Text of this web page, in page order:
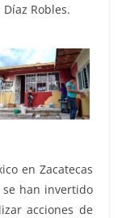
Robles.
en Zacatecas
han invertido
acciones de